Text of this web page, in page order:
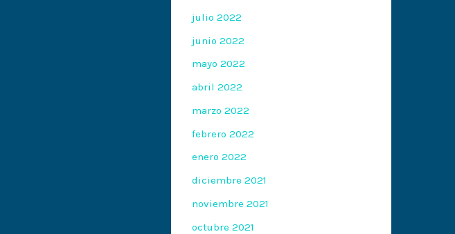
julio 2022
junio 2022
mayo 2022
abril 2022
marzo 2022
febrero 2022
enero 2022
diciembre 2021
noviembre 2021
octubre 2021